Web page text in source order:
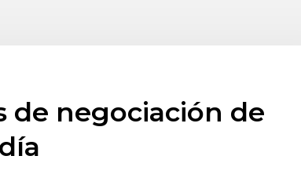
de negociación de